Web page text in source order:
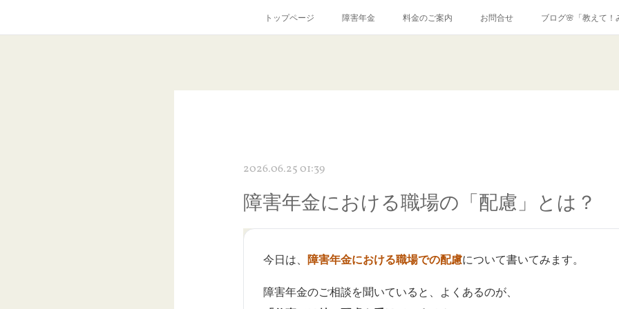
トップページ 障害年金 料金のご案内 お問合せ ブログ🌸「教えて！
2026.06.25 01:39
障害年金における職場の「配慮」とは？